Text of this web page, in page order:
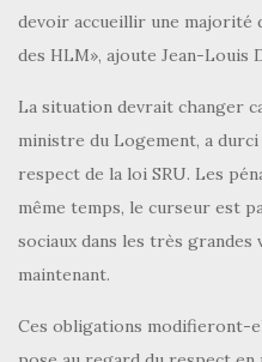
devoir accueillir une majorité
des HLM», ajoute Jean-Louis
La situation devrait changer
ministre du Logement, a
respect de la loi SRU. Les
même temps, le curseur est
sociaux dans les très grandes
maintenant.
Ces obligations modifieront-